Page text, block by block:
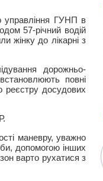
управління ГУНП в
57-річний водій
жінку до лікарні з
дорожньо-
повні
реєстру досудових
маневру, уважно
допомогою інших
варто рухатися з